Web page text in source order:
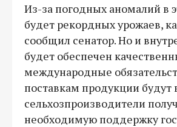
Из-за погодных аномалий в
будет рекордных урожаев,
сообщил сенатор. Но и
будет обеспечен
международные
поставкам продукции
сельхозпроизводители
необходимую поддержку